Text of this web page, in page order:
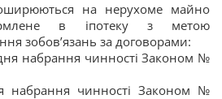
на нерухоме майно
в іпотеку з метою
зобов’язань за договорами:
набрання чинності Законом №
набрання чинності Законом №